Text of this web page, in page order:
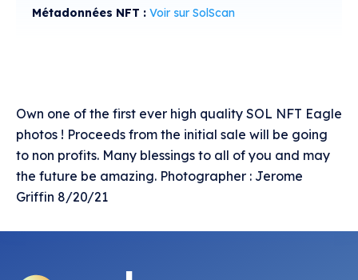
Métadonnées NFT : Voir sur SolScan
Own one of the first ever high quality SOL NFT Eagle
photos ! Proceeds from the initial sale will be going
to non profits. Many blessings to all of you and may
the future be amazing. Photographer : Jerome
Griffin 8/20/21